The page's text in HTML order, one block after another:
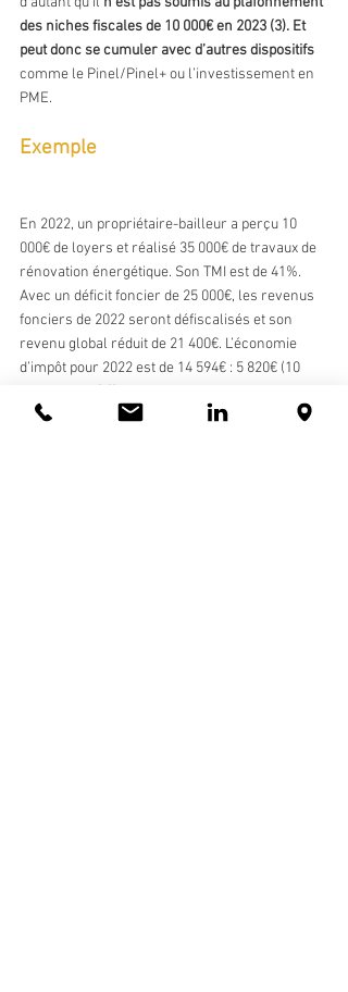
des niches fiscales de 10 000€ en 2023 (3). Et
peut donc se cumuler avec d’autres dispositifs
comme le Pinel/Pinel+ ou l’investissement en
PME.
Exemple
En 2022, un propriétaire-bailleur a perçu 10
000€ de loyers et réalisé 35 000€ de travaux de
rénovation énergétique. Son TMI est de 41%.
Avec un déficit foncier de 25 000€, les revenus
fonciers de 2022 seront défiscalisés et son
revenu global réduit de 21 400€. L’économie
d’impôt pour 2022 est de 14 594€ : 5 820€ (10
774€ (21 400 x 41%) sur le revenu global. Les 3